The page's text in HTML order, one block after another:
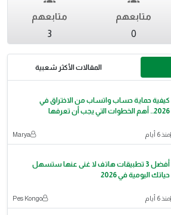
متابعهم
0
متابعهم
3
المقالات الأكثر شعبية
كيفية حماية حساب واتساب من الاختراق في
2026.. أهم الخطوات التي يجب أن تعرفها
منذ 6 أيام Marya
أفضل 3 تطبيقات هاتف لا غنى عنها ستسهل
حياتك اليومية في 2026
منذ 6 أيام Pes Kongo